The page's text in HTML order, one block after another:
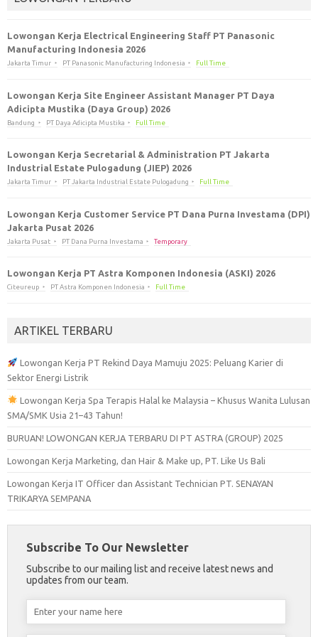
Lowongan Kerja Electrical Engineering Staff PT Panasonic
Manufacturing Indonesia 2026
Jakarta Timur PT Panasonic Manufacturing Indonesia Full Time
Lowongan Kerja Site Engineer Assistant Manager PT Daya
Adicipta Mustika (Daya Group) 2026
Bandung PT Daya Adicipta Mustika Full Time
Lowongan Kerja Secretarial & Administration PT Jakarta
Industrial Estate Pulogadung (JIEP) 2026
Jakarta Timur PT Jakarta Industrial Estate Pulogadung Full Time
Lowongan Kerja Customer Service PT Dana Purna Investama (DPI)
Jakarta Pusat 2026
Jakarta Pusat PT Dana Purna Investama Temporary
Lowongan Kerja PT Astra Komponen Indonesia (ASKI) 2026
Citeureup PT Astra Komponen Indonesia Full Time
ARTIKEL TERBARU
Lowongan Kerja PT Rekind Daya Mamuju 2025: Peluang Karier di
Sektor Energi Listrik
Lowongan Kerja Spa Terapis Halal ke Malaysia – Khusus Wanita Lulusan
SMA/SMK Usia 21–43 Tahun!
BURUAN! LOWONGAN KERJA TERBARU DI PT ASTRA (GROUP) 2025
Lowongan Kerja Marketing, dan Hair & Make up, PT. Like Us Bali
Lowongan Kerja IT Officer dan Assistant Technician PT. SENAYAN
TRIKARYA SEMPANA
Subscribe To Our Newsletter
Subscribe to our mailing list and receive latest news and
updates from our team.